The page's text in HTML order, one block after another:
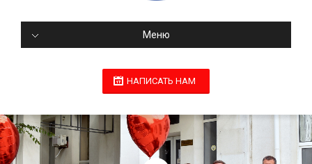
Меню
НАПИСАТЬ НАМ